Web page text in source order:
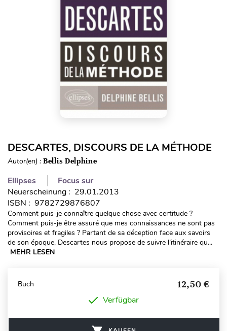
DESCARTES, DISCOURS DE LA MÉTHODE
Autor(en) : Bellis Delphine
Ellipses
Focus sur
Neuerscheinung : 29.01.2013
ISBN : 9782729876807
Comment puis-je connaître quelque chose avec certitude ?
Comment puis-je être assuré que mes connaissances ne sont pas
provisoires et fragiles ? Partant de sa déception face aux savoirs
de son époque, Descartes nous propose de suivre l’itinéraire qu...
MEHR LESEN
Buch 12,50 €
Verfügbar